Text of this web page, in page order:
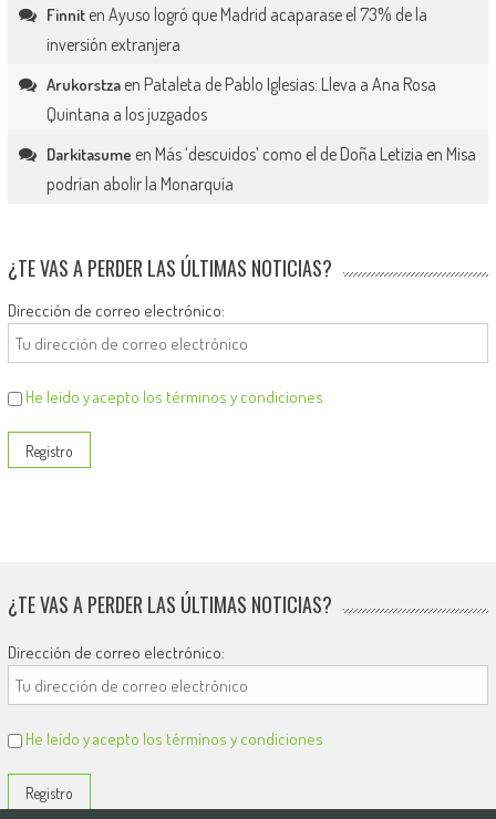
Finniten Ayuso logró que Madrid acaparase el 73% de la
inversión extranjera
Arukorstzaen Pataleta de Pablo Iglesias: Lleva a Ana Rosa
Quintana a los juzgados
Darkitasume en Más ‘descuidos’ como el de Doña Letizia en Misa
podrían abolir la Monarquía
¿TE VAS A PERDER LAS ÚLTIMAS NOTICIAS?
Dirección de correo electrónico:
He leído y acepto los términos y condiciones
¿TE VAS A PERDER LAS ÚLTIMAS NOTICIAS?
Dirección de correo electrónico:
He leído y acepto los términos y condiciones